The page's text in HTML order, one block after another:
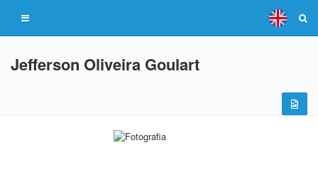
Jefferson Oliveira Goulart